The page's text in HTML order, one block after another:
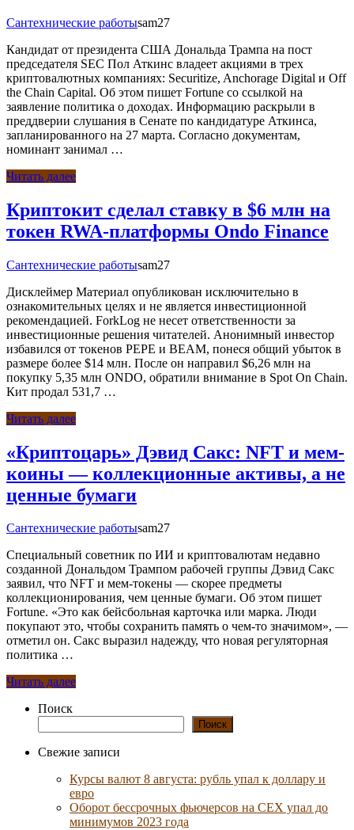
Сантехнические работыsam27
Кандидат от президента США Дональда Трампа на пост
председателя SEC Пол Аткинс владеет акциями в трех
криптовалютных компаниях: Securitize, Anchorage Digital и Off
the Chain Capital. Об этом пишет Fortune со ссылкой на
заявление политика о доходах. Информацию раскрыли в
преддверии слушания в Сенате по кандидатуре Аткинса,
запланированного на 27 марта. Согласно документам,
номинант занимал …
Читать далее
Криптокит сделал ставку в $6 млн на
токен RWA-платформы Ondo Finance
Сантехнические работыsam27
Дисклеймер Материал опубликован исключительно в
ознакомительных целях и не является инвестиционной
рекомендацией. ForkLog не несет ответственности за
инвестиционные решения читателей. Анонимный инвестор
избавился от токенов PEPE и BEAM, понеся общий убыток в
размере более $14 млн. После он направил $6,26 млн на
покупку 5,35 млн ONDO, обратили внимание в Spot On Chain.
Кит продал 531,7 …
Читать далее
«Криптоцарь» Дэвид Сакс: NFT и мем-
коины — коллекционные активы, а не
ценные бумаги
Сантехнические работыsam27
Специальный советник по ИИ и криптовалютам недавно
созданной Дональдом Трампом рабочей группы Дэвид Сакс
заявил, что NFT и мем-токены — скорее предметы
коллекционирования, чем ценные бумаги. Об этом пишет
Fortune. «Это как бейсбольная карточка или марка. Люди
покупают это, чтобы сохранить память о чем-то значимом», —
отметил он. Сакс выразил надежду, что новая регуляторная
политика …
Читать далее
Поиск
Поиск
Свежие записи
Курсы валют 8 августа: рубль упал к доллару и
евро
Оборот бессрочных фьючерсов на CEX упал до
минимумов 2023 года